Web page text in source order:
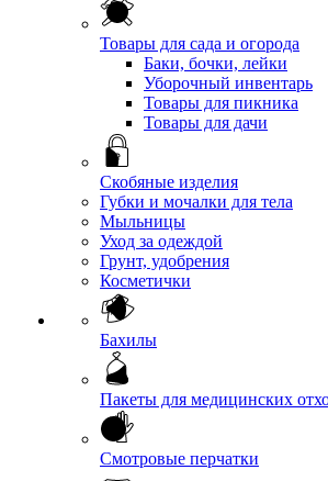
Товары для сада и огорода
Баки, бочки, лейки
Уборочный инвентарь
Товары для пикника
Товары для дачи
Скобяные изделия
Губки и мочалки для тела
Мыльницы
Уход за одеждой
Грунт, удобрения
Косметички
Бахилы
Пакеты для медицинских
Смотровые перчатки